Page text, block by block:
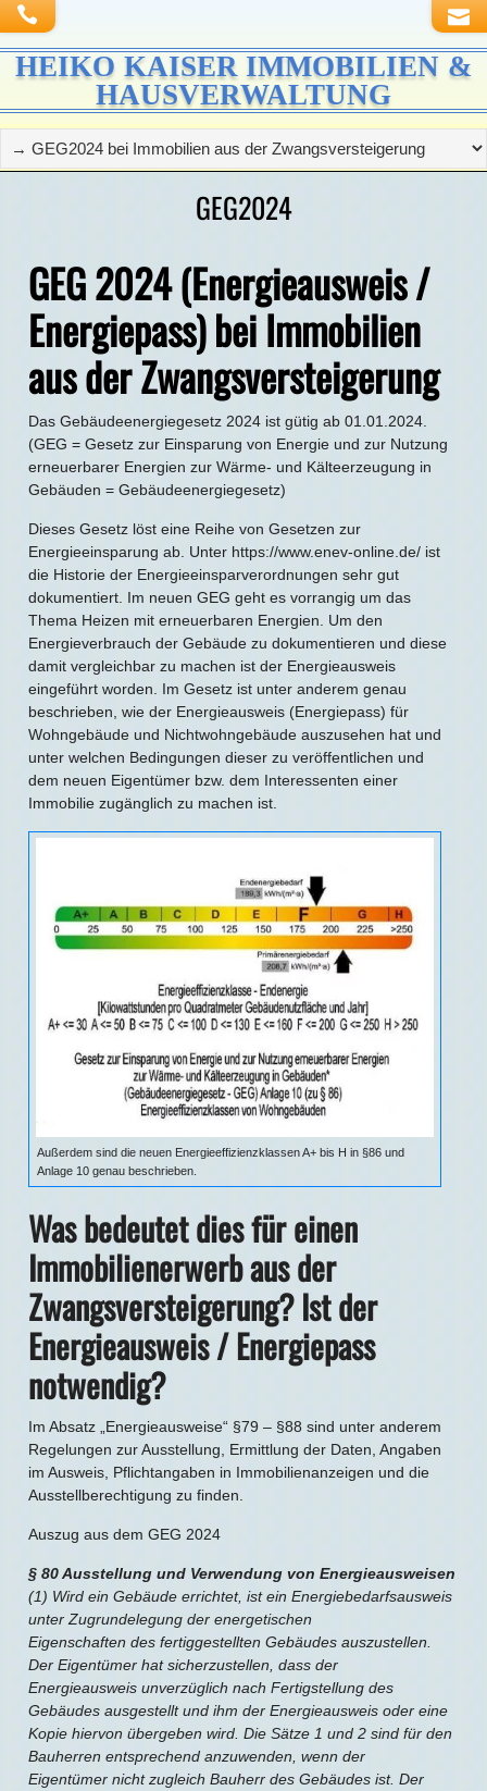
HEIKO KAISER IMMOBILIEN &
HAUSVERWALTUNG
GEG2024
GEG 2024 (Energieausweis /
Energiepass) bei Immobilien
aus der Zwangsversteigerung
Das Gebäudeenergiegesetz 2024 ist gütig ab 01.01.2024.
(GEG = Gesetz zur Einsparung von Energie und zur Nutzung
erneuerbarer Energien zur Wärme- und Kälteerzeugung in
Gebäuden = Gebäudeenergiegesetz)
Dieses Gesetz löst eine Reihe von Gesetzen zur
Energieeinsparung ab. Unter https://www.enev-online.de/ ist
die Historie der Energieeinsparverordnungen sehr gut
dokumentiert. Im neuen GEG geht es vorrangig um das
Thema Heizen mit erneuerbaren Energien. Um den
Energieverbrauch der Gebäude zu dokumentieren und diese
damit vergleichbar zu machen ist der Energieausweis
eingeführt worden. Im Gesetz ist unter anderem genau
beschrieben, wie der Energieausweis (Energiepass) für
Wohngebäude und Nichtwohngebäude auszusehen hat und
unter welchen Bedingungen dieser zu veröffentlichen und
dem neuen Eigentümer bzw. dem Interessenten einer
Immobilie zugänglich zu machen ist.
Außerdem sind die neuen Energieeffizienzklassen A+ bis H in §86 und
Anlage 10 genau beschrieben.
Was bedeutet dies für einen
Immobilienerwerb aus der
Zwangsversteigerung? Ist der
Energieausweis / Energiepass
notwendig?
Im Absatz „Energieausweise“ §79 – §88 sind unter anderem
Regelungen zur Ausstellung, Ermittlung der Daten, Angaben
im Ausweis, Pflichtangaben in Immobilienanzeigen und die
Ausstellberechtigung zu finden.
Auszug aus dem GEG 2024
§ 80 Ausstellung und Verwendung von Energieausweisen
(1) Wird ein Gebäude errichtet, ist ein Energiebedarfsausweis
unter Zugrundelegung der energetischen
Eigenschaften des fertiggestellten Gebäudes auszustellen.
Der Eigentümer hat sicherzustellen, dass der
Energieausweis unverzüglich nach Fertigstellung des
Gebäudes ausgestellt und ihm der Energieausweis oder eine
Kopie hiervon übergeben wird. Die Sätze 1 und 2 sind für den
Bauherren entsprechend anzuwenden, wenn der
Eigentümer nicht zugleich Bauherr des Gebäudes ist. Der